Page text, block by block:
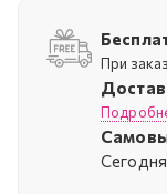
При